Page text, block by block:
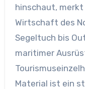
hinschaut,
Wirtschaft des
Segeltuch bis
maritimer
Material ist ein